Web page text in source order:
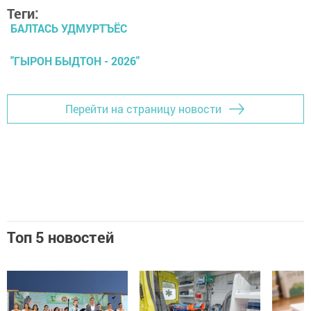
Теги:
БАЛТАСЬ УДМУРТЪЁС
"ГЫРОН БЫДТОН - 2026"
Перейти на страницу новости
Топ 5 новостей